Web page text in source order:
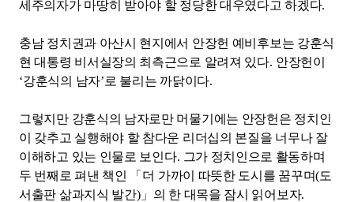
세주의자가 마땅히 받아야 할 정당한 대우였다고 하겠다.
충남 정치권과 아산시 현지에서 안장헌 예비후보는 강훈식
현 대통령 비서실장의 최측근으로 알려져 있다. 안장헌이
‘강훈식의 남자’로 불리는 까닭이다.
그렇지만 강훈식의 남자로만 머물기에는 안장헌은 정치인
이 갖추고 실행해야 할 참다운 리더십의 본질을 너무나 잘
이해하고 있는 인물로 보인다. 그가 정치인으로 활동하며
두 번째로 펴낸 책인
「 더 가까이 따뜻한 도시를 꿈꾸며(도
서출판 삶과지식 발간)」 의 한 대목을 잠시 읽어보자.